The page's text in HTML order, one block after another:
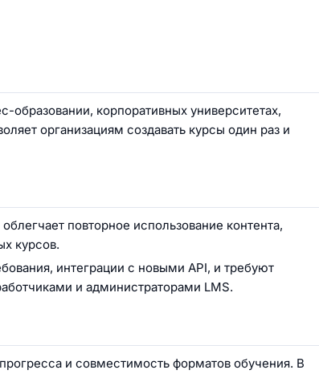
образовании, корпоративных университетах,
организациям создавать курсы один раз и
повторное использование контента,
курсов.
интеграции с новыми API, и требуют
и администраторами LMS.
и совместимость форматов обучения. В